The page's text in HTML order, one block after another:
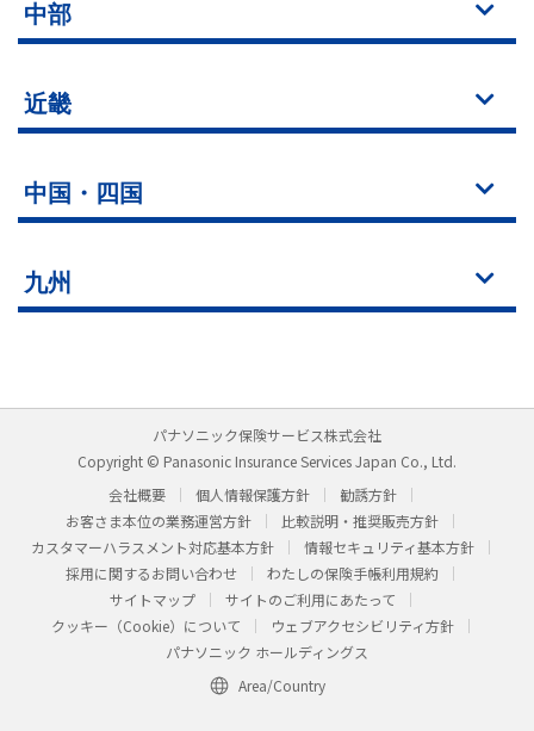
中部
近畿
中国・四国
九州
パナソニック保険サービス株式会社
Copyright © Panasonic Insurance Services Japan Co., Ltd.
会社概要
個人情報保護方針
勧誘方針
お客さま本位の業務運営方針
比較説明・推奨販売方針
カスタマーハラスメント対応基本方針
情報セキュリティ基本方針
採用に関するお問い合わせ
わたしの保険手帳利用規約
サイトマップ
サイトのご利用にあたって
クッキー（Cookie）について
ウェブアクセシビリティ方針
パナソニック ホールディングス
Area/Country